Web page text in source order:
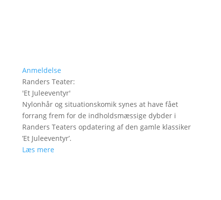
Anmeldelse
Randers Teater:
'Et Juleeventyr'
Nylonhår og situationskomik synes at have fået
forrang frem for de indholdsmæssige dybder i
Randers Teaters opdatering af den gamle klassiker
’Et Juleeventyr’.
Læs mere